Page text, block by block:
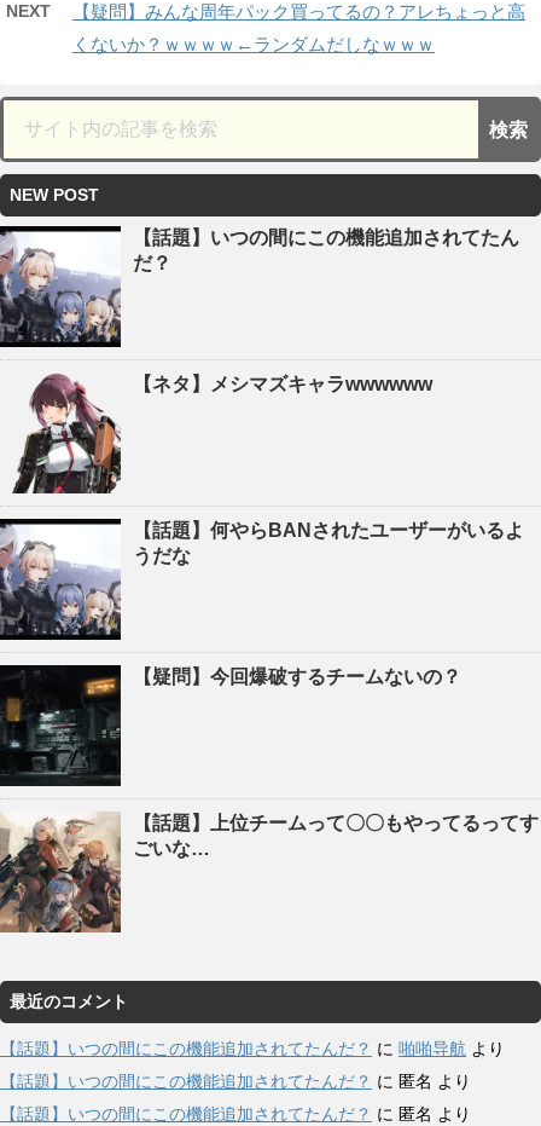
NEXT
【疑問】みんな周年パック買ってるの？アレちょっと高
くないか？ｗｗｗｗ←ランダムだしなｗｗｗ
NEW POST
【話題】いつの間にこの機能追加されてたん
だ？
【ネタ】メシマズキャラwwwwww
【話題】何やらBANされたユーザーがいるよ
うだな
【疑問】今回爆破するチームないの？
【話題】上位チームって〇〇もやってるってす
ごいな…
最近のコメント
【話題】いつの間にこの機能追加されてたんだ？ に 啪啪导航 より
【話題】いつの間にこの機能追加されてたんだ？ に 匿名 より
【話題】いつの間にこの機能追加されてたんだ？ に 匿名 より